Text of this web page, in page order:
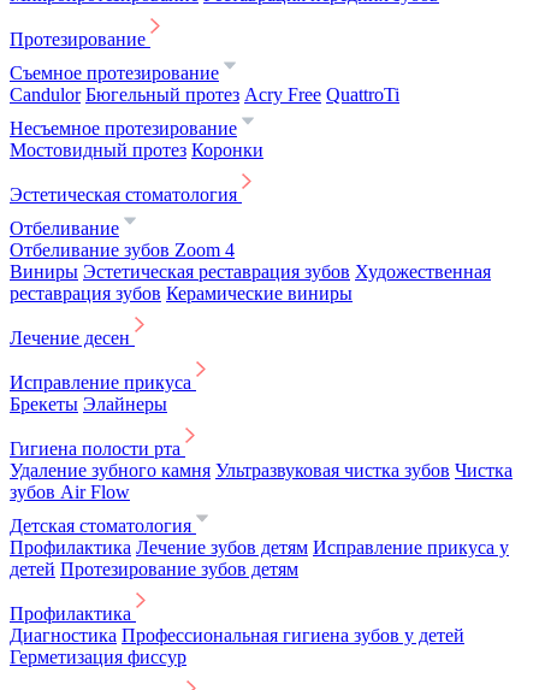
Протезирование
Съемное протезирование
Candulor Бюгельный протез Acry Free QuattroTi
Несъемное протезирование
Мостовидный протез Коронки
Эстетическая стоматология
Отбеливание
Отбеливание зубов Zoom 4
Виниры Эстетическая реставрация зубов Художественная
реставрация зубов Керамические виниры
Лечение десен
Исправление прикуса
Брекеты Элайнеры
Гигиена полости рта
Удаление зубного камня Ультразвуковая чистка зубов Чистка
зубов Air Flow
Детская стоматология
Профилактика Лечение зубов детям Исправление прикуса у
детей Протезирование зубов детям
Профилактика
Диагностика Профессиональная гигиена зубов у детей
Герметизация фиссур